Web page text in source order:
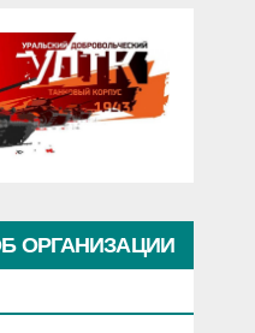
ОРГАНИЗАЦИИ